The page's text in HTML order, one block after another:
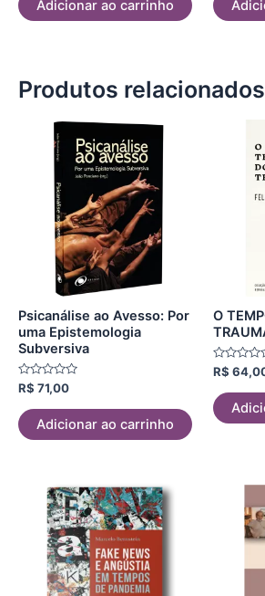
Adicionar ao carrinho
Produtos relacionados
Psicanálise ao Avesso: Por
uma Epistemologia
Subversiva
Avaliação
0
de
5
R$ 71,00
Adicionar ao carrinho
O
Avaliação
0
de
5
R$